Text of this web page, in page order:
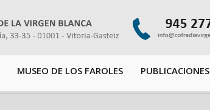
MUSEO DE LOS FAROLES PUBLICACIONES